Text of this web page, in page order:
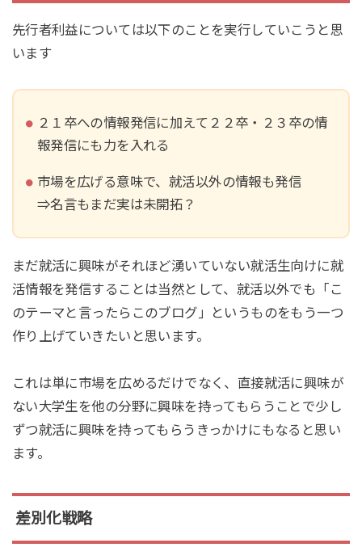
先行者利益については以下のことを実行していこうと思
います
２１卒への情報発信に加えて２２卒・２３卒の情
報発信にも力を入れる
市場を広げる意味で、就活以外の情報も発信
⇒名言もまだ実は未開拓？
まだ就活に興味がそれほど湧いていない就活生向けに就
活情報を発信することは当然として、就活以外でも「こ
のテーマと言ったらこのブログ」というものをもう一つ
作り上げていきたいと思います。
これは単に市場を広めるだけでなく、直接就活に興味が
ない大学生を他の分野に興味を持ってもらうことで少し
ずつ就活に興味を持ってもらうきっかけにもなると思い
ます。
差別化戦略